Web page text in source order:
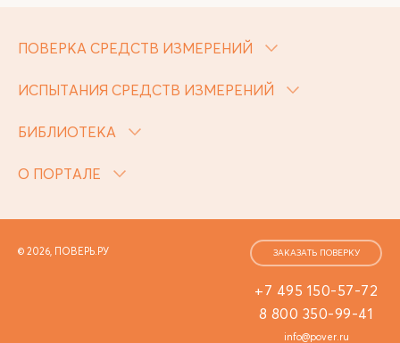
ПОВЕРКА СРЕДСТВ ИЗМЕРЕНИЙ
ИСПЫТАНИЯ СРЕДСТВ ИЗМЕРЕНИЙ
БИБЛИОТЕКА
О ПОРТАЛЕ
© 2026, ПОВЕРЬ.РУ
+7 495 150-57-72
8 800 350-99-41
info@pover.ru
ЗАКАЗАТЬ ПОВЕРКУ